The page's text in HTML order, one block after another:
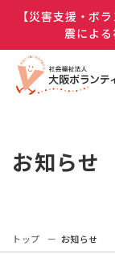
【災害支援・ボ
震によ
お知らせ
トップ お知らせ